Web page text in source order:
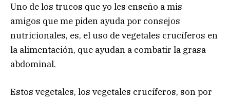
Uno de los trucos que yo les enseño a mis
amigos que me piden ayuda por consejos
nutricionales, es, el uso de vegetales crucíferos en
la alimentación, que ayudan a combatir la grasa
abdominal.
Estos vegetales, los vegetales crucíferos, son por